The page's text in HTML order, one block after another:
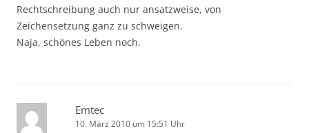
Rechtschreibung auch nur ansatzweise, von
Zeichensetzung ganz zu schweigen.
Naja, schönes Leben noch.
Emtec
10. März 2010 um 15:51 Uhr